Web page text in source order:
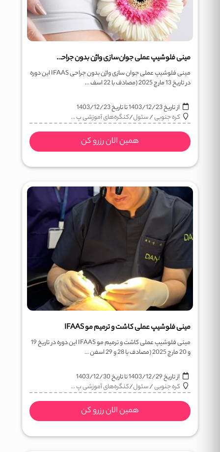
مینی فلوشیپ عملی جوان‌سازی واژن بدون جراحی IFAAS
مینی فلوشیپ عملی جوان سازی واژن بدون جراحی IFAAS این دوره
در تاریخ 13 مارچ 2025 (مصادف با 22 اسف ...
از تاریخ1403/12/23تا تاریخ1403/12/23
کره جنوبی/سئول/کنگره‌های آموزشی پ ...
همین الان رزرو کن
مینی فلوشیپ عملی کاشت و ترمیم مو IFAAS
مینی فلوشیپ عملی کاشت و ترمیم مو IFAAS این دوره در تاریخ 19
و 20 مارچ 2025 (مصادف با 28 و 29 اسفن ...
از تاریخ1403/12/29تا تاریخ1403/12/30
کره جنوبی/سئول/کنگره‌های آموزشی پ ...
همین الان رزرو کن